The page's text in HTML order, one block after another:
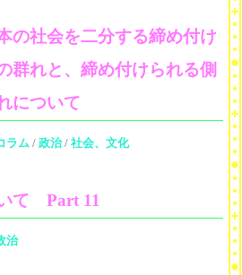
の社会を二分する締め付け
群れと、締め付けられる側
について
ラム/ 政治/ 社会、文化
て Part 11
治